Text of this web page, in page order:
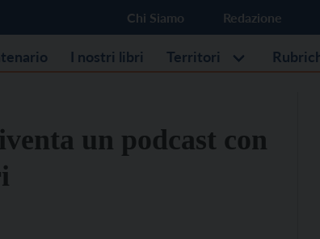
Chi Siamo Redazione
I nostri libri Territori
un podcast con